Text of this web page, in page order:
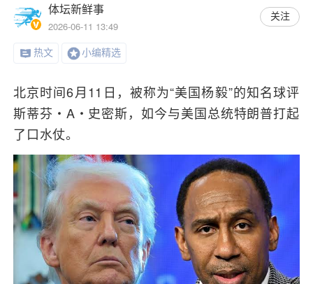
体坛新鲜事
2026-06-11 13:49
关注
热文 小编精选
北京时间6月11日，被称为“美国杨毅”的知名球评
斯蒂芬・A・史密斯，如今与美国总统特朗普打起
了口水仗。